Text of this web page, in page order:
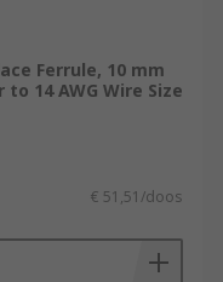
Ferrule, 10 mm
14 AWG Wire Size
€ 51,51/doos